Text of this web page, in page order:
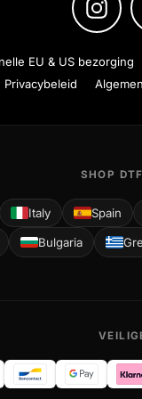
EU & US bezorging
Privacybeleid
SHOP
Italy Spain
Bulgaria